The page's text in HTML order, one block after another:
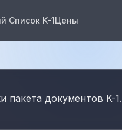
Список K-1Цены
пакета документов K-1.